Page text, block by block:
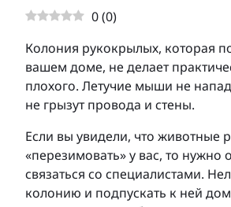
0(0)
Колония рукокрылых, которая
вашем доме, не делает
плохого. Летучие мыши не
не грызут провода и стены.
Если вы увидели, что животные
«перезимовать» у вас, то нужно
связаться со специалистами.
колонию и подпускать к ней